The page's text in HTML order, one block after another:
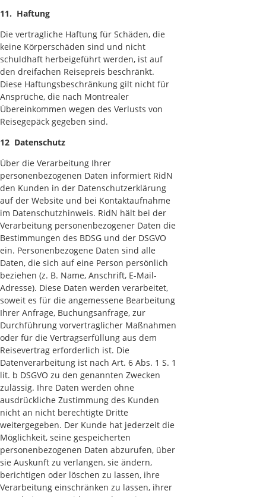
11. Haftung
Die vertragliche Haftung für Schäden, die
keine Körperschäden sind und nicht
schuldhaft herbeigeführt werden, ist auf
den dreifachen Reisepreis beschränkt.
Diese Haftungsbeschränkung gilt nicht für
Ansprüche, die nach Montrealer
Übereinkommen wegen des Verlusts von
Reisegepäck gegeben sind.
12 Datenschutz
Über die Verarbeitung Ihrer
personenbezogenen Daten informiert RidN
den Kunden in der Datenschutzerklärung
auf der Website und bei Kontaktaufnahme
im Datenschutzhinweis. RidN hält bei der
Verarbeitung personenbezogener Daten die
Bestimmungen des BDSG und der DSGVO
ein. Personenbezogene Daten sind alle
Daten, die sich auf eine Person persönlich
beziehen (z. B. Name, Anschrift, E-Mail-
Adresse). Diese Daten werden verarbeitet,
soweit es für die angemessene Bearbeitung
Ihrer Anfrage, Buchungsanfrage, zur
Durchführung vorvertraglicher Maßnahmen
oder für die Vertragserfüllung aus dem
Reisevertrag erforderlich ist. Die
Datenverarbeitung ist nach Art. 6 Abs. 1 S. 1
lit. b DSGVO zu den genannten Zwecken
zulässig. Ihre Daten werden ohne
ausdrückliche Zustimmung des Kunden
nicht an nicht berechtigte Dritte
weitergegeben. Der Kunde hat jederzeit die
Möglichkeit, seine gespeicherten
personenbezogenen Daten abzurufen, über
sie Auskunft zu verlangen, sie ändern,
berichtigen oder löschen zu lassen, ihre
Verarbeitung einschränken zu lassen, ihrer